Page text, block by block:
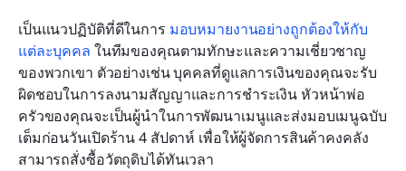
เป็นแนวปฏิบัติที่ดีในการ มอบหมายงานอย่างถูกต้องให้กับ
แต่ละบุคคล ในทีมของคุณตามทักษะและความเชี่ยวชาญ
ของพวกเขา ตัวอย่างเช่น บุคคลที่ดูแลการเงินของคุณจะรับ
ผิดชอบในการลงนามสัญญาและการชำระเงิน หัวหน้าพ่อ
ครัวของคุณจะเป็นผู้นำในการพัฒนาเมนูและส่งมอบเมนูฉบับ
เต็มก่อนวันเปิดร้าน 4 สัปดาห์ เพื่อให้ผู้จัดการสินค้าคงคลัง
สามารถสั่งซื้อวัตถุดิบได้ทันเวลา